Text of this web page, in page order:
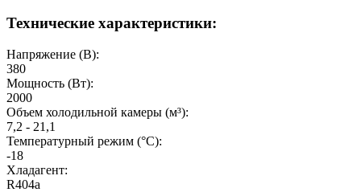
Технические характеристики:
Напряжение (В):
380
Мощность (Вт):
2000
Объем холодильной камеры (м³):
7,2 - 21,1
Температурный режим (°C):
-18
Хладагент:
R404a